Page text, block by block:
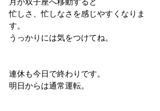
月が双子座へ移動すると
忙しさ、忙しなさを感じやすくなりま
す。
うっかりには気をつけてね。
連休も今日で終わりです。
明日からは通常運転。